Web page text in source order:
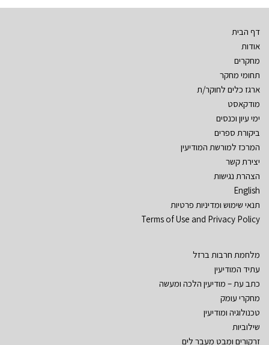
דף הבית
אודות
מחקרים
תחומי מחקר
ארגז כלים לחוקר/ת
מודקאסט
ימי עיון וכנסים
ביקורת ספרים
המרכז למורשת המודיעין
יצירת קשר
הצהרת נגישות
English
תנאי שימוש ומדיניות פרטיות
Terms of Use and Privacy Policy
מלחמת חרבות ברזל
עתיד המודיעין
כתב עת – מודיעין הלכה ומעשה
מחקרי עומק
טכנולוגיה ומודיעין
שילוביות
זרקורים ומבט מעבר לים